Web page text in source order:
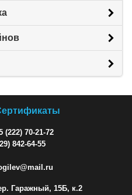
(222) 70-21-72
842-64-55
Гаражный, 15Б, к.2